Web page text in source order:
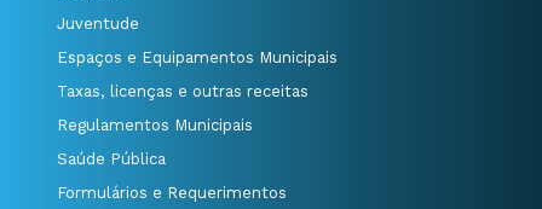
Juventude
Espaços e Equipamentos Municipais
Taxas, licenças e outras receitas
Regulamentos Municipais
Saúde Pública
Formulários e Requerimentos